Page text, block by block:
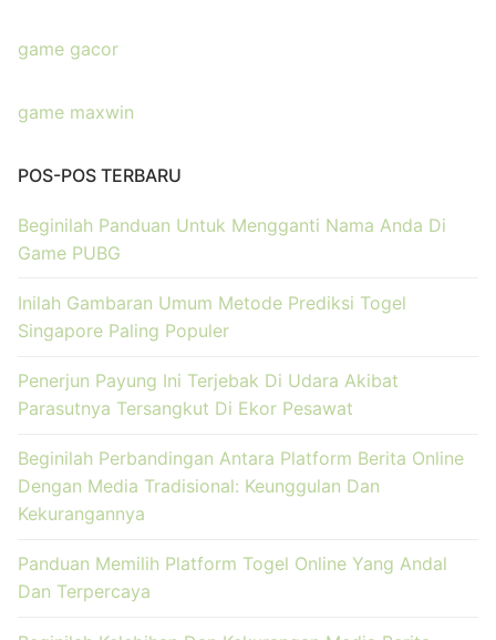
game gacor
game maxwin
POS-POS TERBARU
Beginilah Panduan Untuk Mengganti Nama Anda Di
Game PUBG
Inilah Gambaran Umum Metode Prediksi Togel
Singapore Paling Populer
Penerjun Payung Ini Terjebak Di Udara Akibat
Parasutnya Tersangkut Di Ekor Pesawat
Beginilah Perbandingan Antara Platform Berita Online
Dengan Media Tradisional: Keunggulan Dan
Kekurangannya
Panduan Memilih Platform Togel Online Yang Andal
Dan Terpercaya